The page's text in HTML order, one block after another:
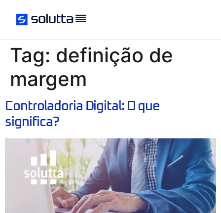
Tag: definição de
margem
Controladoria Digital: O que
significa?